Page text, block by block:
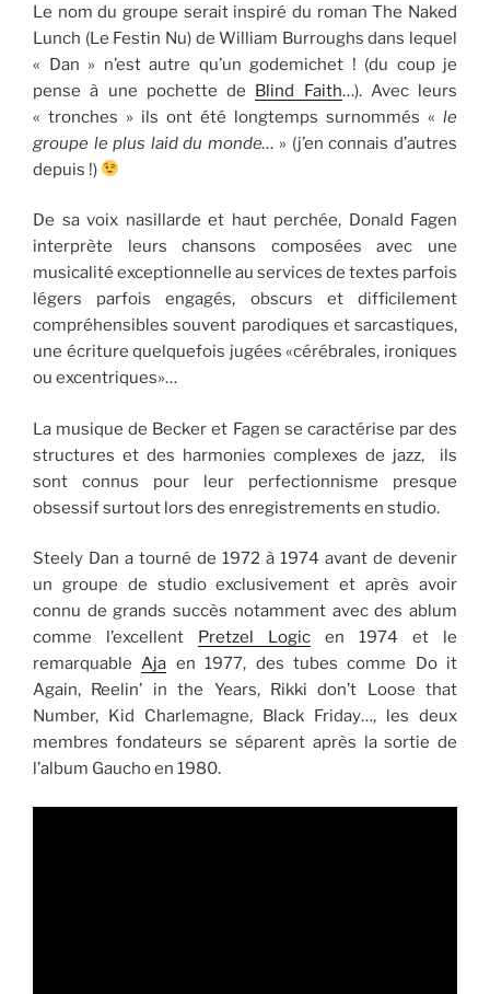
Le nom du groupe serait inspiré du roman The Naked
Lunch (Le Festin Nu) de William Burroughs dans lequel
« Dan » n’est autre qu’un godemichet ! (du coup je
pense à une pochette de Blind Faith…). Avec leurs
« tronches » ils ont été longtemps surnommés « le
groupe le plus laid du monde… » (j’en connais d’autres
depuis !)
De sa voix nasillarde et haut perchée, Donald Fagen
interprète leurs chansons composées avec une
musicalité exceptionnelle au services de textes parfois
légers parfois engagés, obscurs et difficilement
compréhensibles souvent parodiques et sarcastiques,
une écriture quelquefois jugées «cérébrales, ironiques
ou excentriques»…
La musique de Becker et Fagen se caractérise par des
structures et des harmonies complexes de jazz, ils
sont connus pour leur perfectionnisme presque
obsessif surtout lors des enregistrements en studio.
Steely Dan a tourné de 1972 à 1974 avant de devenir
un groupe de studio exclusivement et après avoir
connu de grands succès notamment avec des ablum
comme l’excellent Pretzel Logic en 1974 et le
remarquableAja en 1977, des tubes comme Do it
Again, Reelin’ in the Years, Rikki don’t Loose that
Number, Kid Charlemagne, Black Friday…, les deux
membres fondateurs se séparent après la sortie de
l’album Gaucho en 1980.